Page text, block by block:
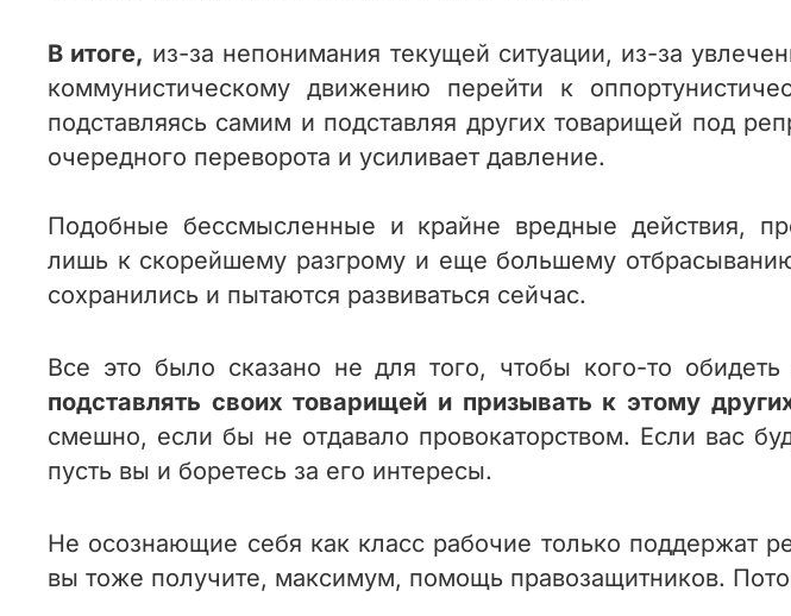
В итоге, из-за непонимания текущей ситуации, из-за
коммунистическому движению перейти к
подставляясь самим и подставляя других товарищей под
очередного переворота и усиливает давление.
Подобные бессмысленные и крайне вредные действия,
лишь к скорейшему разгрому и еще большему
сохранились и пытаются развиваться сейчас.
Все это было сказано не для того, чтобы кого-то
подставлять своих товарищей и призывать к этому
смешно, если бы не отдавало провокаторством. Если вас
пусть вы и боретесь за его интересы.
Не осознающие себя как класс рабочие только поддержат
вы тоже получите, максимум, помощь правозащитников.